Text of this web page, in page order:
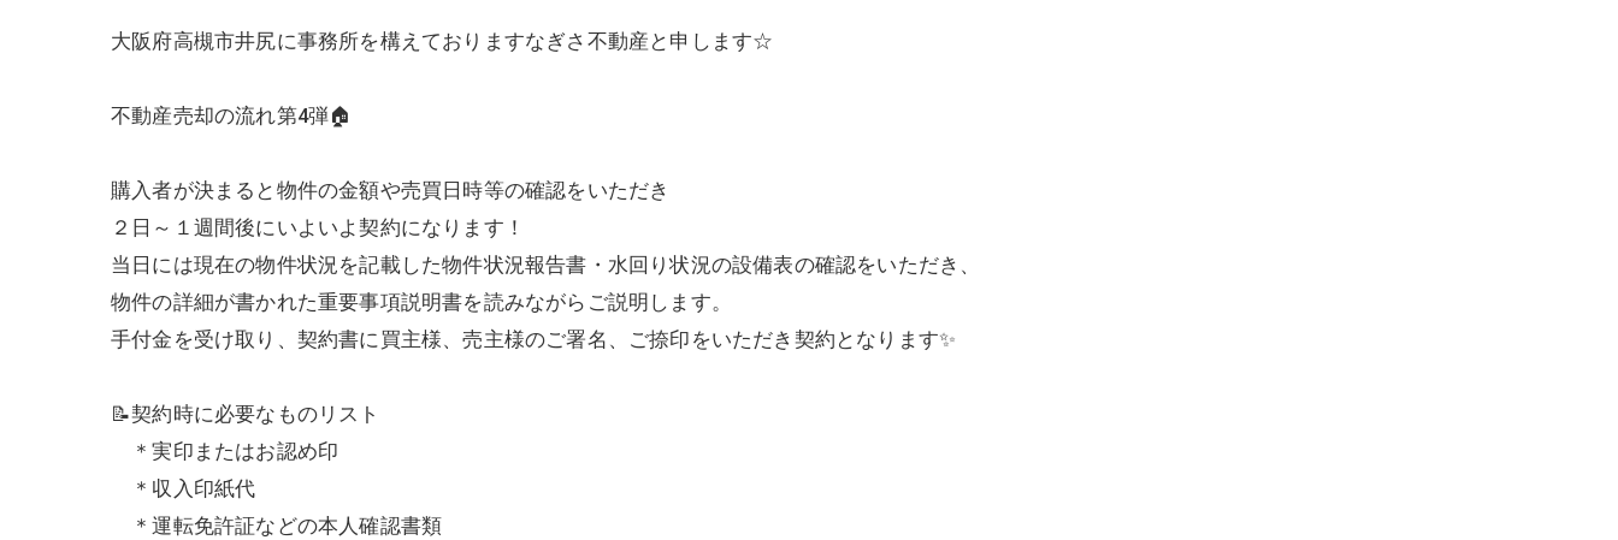
大阪府高槻市井尻に事務所を構えておりますなぎさ不動産と申します☆
不動産売却の流れ第4弾🏠
購入者が決まると物件の金額や売買日時等の確認をいただき
２日～１週間後にいよいよ契約になります！
当日には現在の物件状況を記載した物件状況報告書・水回り状況の設備表の確認をいただき、
物件の詳細が書かれた重要事項説明書を読みながらご説明します。
手付金を受け取り、契約書に買主様、売主様のご署名、ご捺印をいただき契約となります✨
📝契約時に必要なものリスト
＊実印またはお認め印
＊収入印紙代
＊運転免許証などの本人確認書類